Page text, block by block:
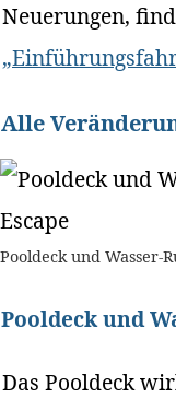
Neuerungen,
Alle
Pooldeck und Wasser-
Pooldeck und
Das Pooldeck